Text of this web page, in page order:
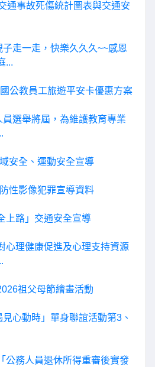
通事故死傷統計圖表與交通安
子走一走，快樂久久久~~感恩
...
公教員工旅遊平安卡優惠方案
選舉將屆，為維護教育專業
安全、運動安全宣導
性影像犯罪宣導資料
上路」交通安全宣導
心理健康促進及心理支持資源
祖父母節繪畫活動
心動時」單身聯誼活動第3、
公務人員退休所得重審後實發